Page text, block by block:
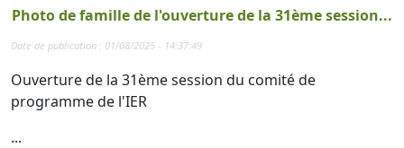
Photo de famille de l'ouverture de la 31ème session...
Date de publication : 01/08/2025 - 14:37:49
Ouverture de la 31ème session du comité de
programme de l'IER
...